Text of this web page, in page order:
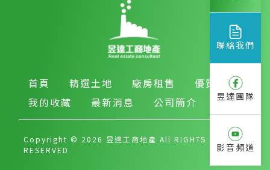
首頁 精選土地 廠房租售
優質房產
我的收藏
最新消息 公司簡介
Copyright © 2026 昱達工商地產 All RIGHTS
RESERVED
聯絡我們
昱達團隊
影音頻道